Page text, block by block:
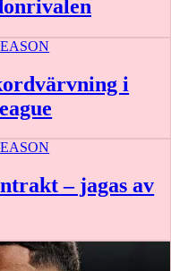
i
– jagas av